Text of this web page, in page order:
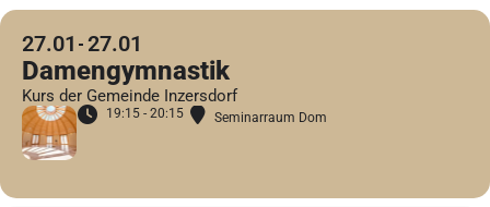
27.01 27.01
Damengymnastik
Kurs der Gemeinde Inzersdorf
19:15 - 20:15 Seminarraum Dom